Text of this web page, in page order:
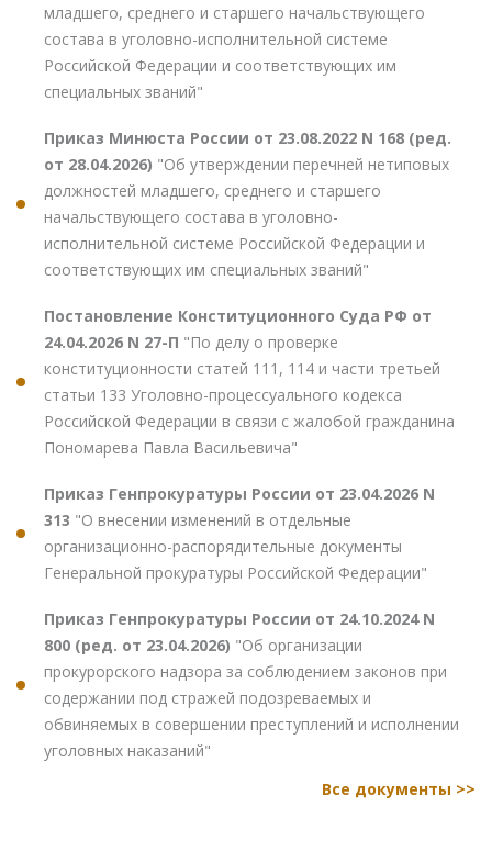
младшего, среднего и старшего начальствующего
состава в уголовно-исполнительной системе
Российской Федерации и соответствующих им
специальных званий"
Приказ Минюста России от 23.08.2022 N 168 (ред.
от 28.04.2026) "Об утверждении перечней нетиповых
должностей младшего, среднего и старшего
начальствующего состава в уголовно-
исполнительной системе Российской Федерации и
соответствующих им специальных званий"
Постановление Конституционного Суда РФ от
24.04.2026 N 27-П "По делу о проверке
конституционности статей 111, 114 и части третьей
статьи 133 Уголовно-процессуального кодекса
Российской Федерации в связи с жалобой гражданина
Пономарева Павла Васильевича"
Приказ Генпрокуратуры России от 23.04.2026 N
313 "О внесении изменений в отдельные
организационно-распорядительные документы
Генеральной прокуратуры Российской Федерации"
Приказ Генпрокуратуры России от 24.10.2024 N
800 (ред. от 23.04.2026) "Об организации
прокурорского надзора за соблюдением законов при
содержании под стражей подозреваемых и
обвиняемых в совершении преступлений и исполнении
уголовных наказаний"
Все документы >>